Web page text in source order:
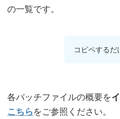
の一覧です。
コピペするだ
各バッチファイルの概要を
こちらをご参照ください。